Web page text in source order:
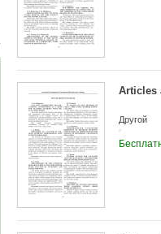
Articles
Другой